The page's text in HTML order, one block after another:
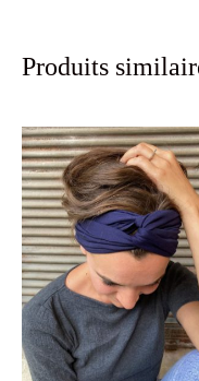
Produits